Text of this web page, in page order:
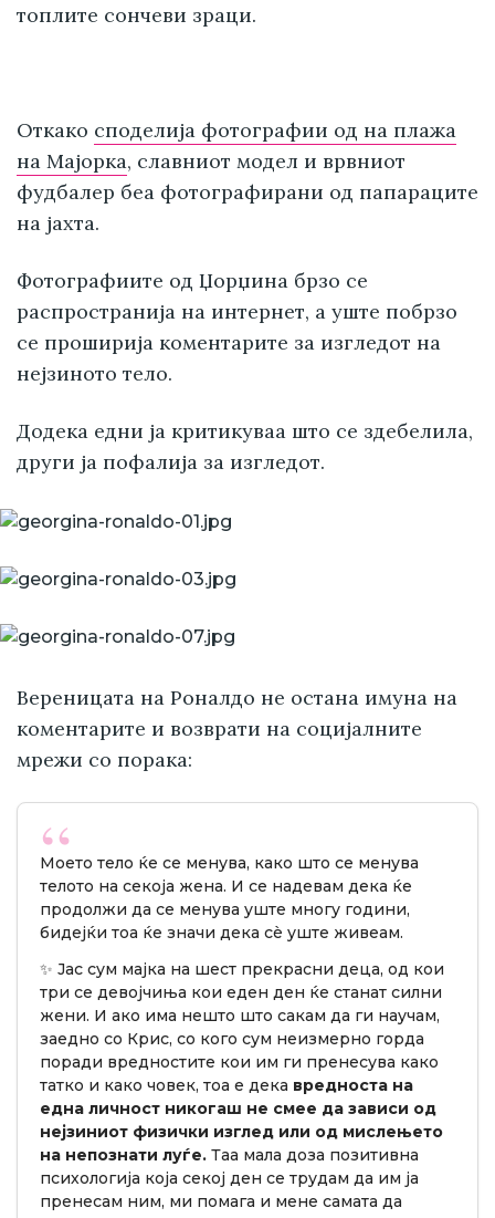
топлите сончеви зраци.
Откако споделија фотографии од на плажа
на Мајорка, славниот модел и врвниот
фудбалер беа фотографирани од папараците
на јахта.
Фотографиите од Џорџина брзо се
распространија на интернет, а уште побрзо
се проширија коментарите за изгледот на
нејзиното тело.
Додека едни ја критикуваа што се здебелила,
други ја пофалија за изгледот.
Вереницата на Роналдо не остана имуна на
коментарите и возврати на социјалните
мрежи со порака:
Моето тело ќе се менува, како што се менува
телото на секоја жена. И се надевам дека ќе
продолжи да се менува уште многу години,
бидејќи тоа ќе значи дека сè уште живеам.
✨ Јас сум мајка на шест прекрасни деца, од кои
три се девојчиња кои еден ден ќе станат силни
жени. И ако има нешто што сакам да ги научам,
заедно со Крис, со кого сум неизмерно горда
поради вредностите кои им ги пренесува како
татко и како човек, тоа е дека вредноста на
една личност никогаш не смее да зависи од
нејзиниот физички изглед или од мислењето
на непознати луѓе. Таа мала доза позитивна
психологија која секој ден се трудам да им ја
пренесам ним, ми помага и мене самата да